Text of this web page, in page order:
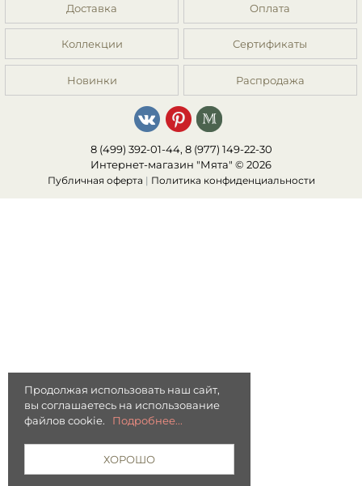
Доставка Оплата
Коллекции Сертификаты
Новинки Распродажа
8 (499) 392-01-44, 8 (977) 149-22-30
Интернет-магазин "Мята" © 2026
Публичная оферта Политика конфиденциальности
Продолжая использовать наш сайт,
вы соглашаетесь на использование
файлов cookie.
Подробнее...
ХОРОШО